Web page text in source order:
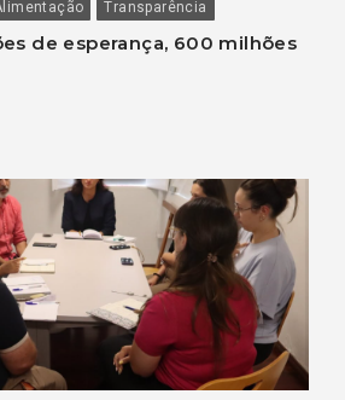
Transparência
de esperança, 600 milhões